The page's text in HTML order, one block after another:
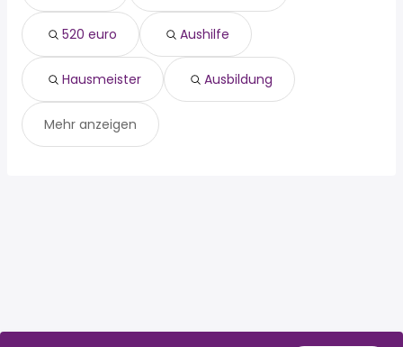
520 euro Aushilfe
Hausmeister Ausbildung
Mehr anzeigen